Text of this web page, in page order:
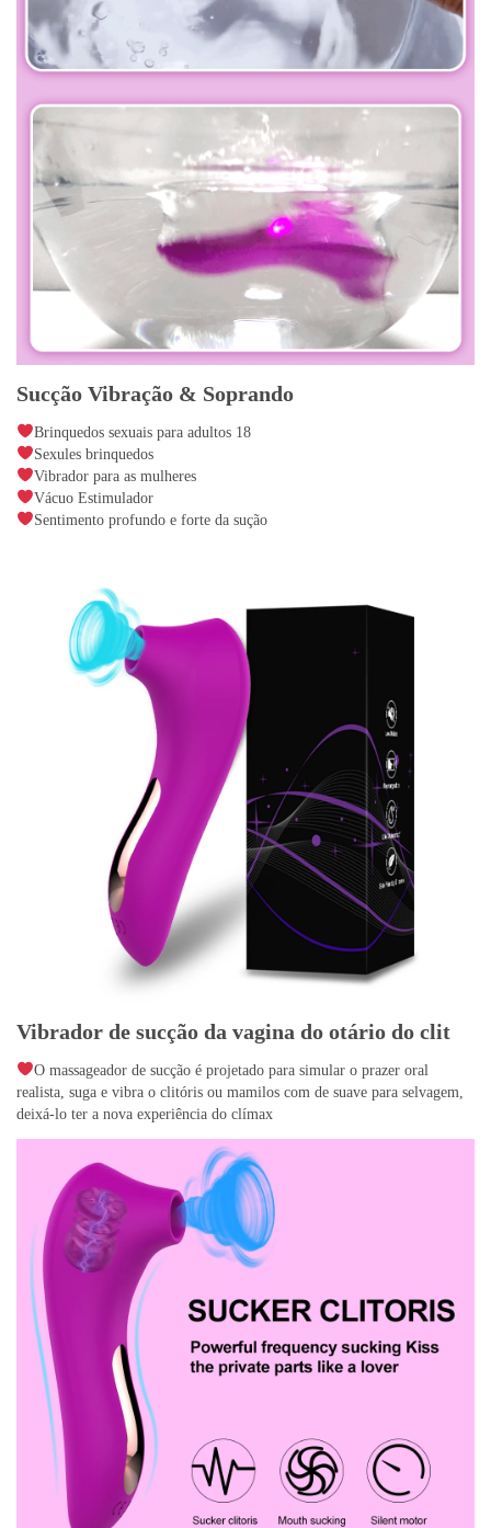
Sucção Vibração & Soprando
Brinquedos sexuais para adultos 18
Sexules brinquedos
Vibrador para as mulheres
Vácuo Estimulador
Sentimento profundo e forte da sução
Vibrador de sucção da vagina do otário do clit
O massageador de sucção é projetado para simular o prazer oral
realista, suga e vibra o clitóris ou mamilos com de suave para selvagem,
deixá-lo ter a nova experiência do clímax